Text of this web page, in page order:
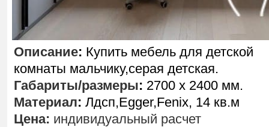
Описание: Купить мебель для детской
комнаты мальчику,серая детская.
Габариты/размеры: 2700 х 2400 мм.
Материал: Лдсп,Egger,Fenix, 14 кв.м
Цена: индивидуальный расчет